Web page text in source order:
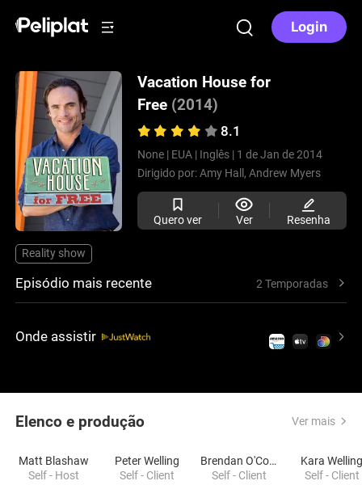
Login
Vacation House for
Free (2014)
8.1
None | EUA | Inglês | 1 de Jan de 2014
Dirigido por:Amy Hall, Andrew Myers
Quero ver Ver Resenha
Reality show
Episódio mais recente 2 Temporadas
Onde assistir
Elenco e produção Ver mais
Matt Blashaw
Self - Host
Peter Welling
Self - Client
Brendan O'Connor
Self - Client
Kara
Self - Client